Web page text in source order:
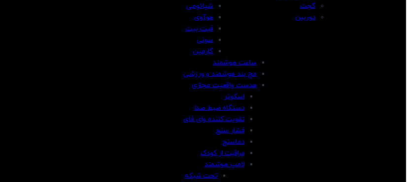
شیائومی
هوآوی
فیت بیت
سونی
گارمین
ساعت هوشمند
مچ بند هوشمند و ورزشی
هدست واقعیت مجازی
گجت
اسکوتر
دستگاه ضبط صدا
تقویت کننده وای فای
فشار سنج
دماسنج
مراقبت از کودک
لامپ هوشمند
دوربین
تحت شبکه